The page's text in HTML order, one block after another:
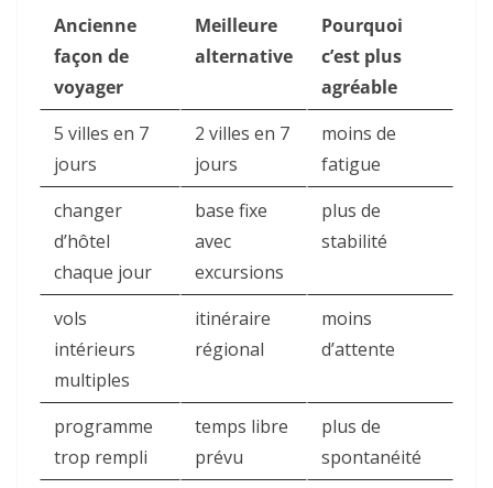
Ancienne
façon de
voyager
Meilleure
alternative
Pourquoi
c’est plus
agréable
5 villes en 7
jours
2 villes en 7
jours
moins de
fatigue
changer
d’hôtel
chaque jour
base fixe
avec
excursions
plus de
stabilité
vols
intérieurs
multiples
itinéraire
régional
moins
d’attente
programme
trop rempli
temps libre
prévu
plus de
spontanéité